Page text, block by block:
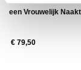
een Vrouwelijk
€ 79,50